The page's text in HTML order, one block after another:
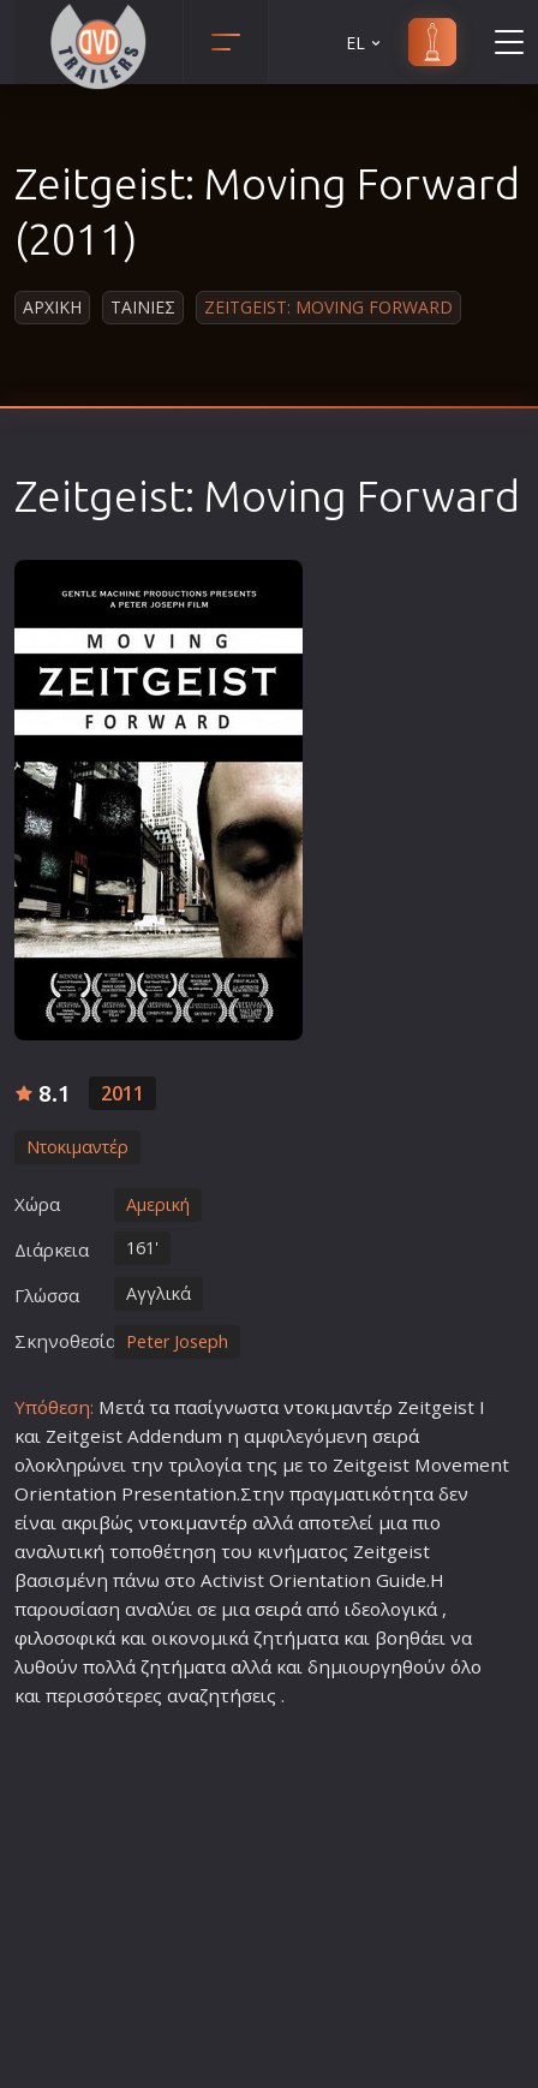
Αισθηματικές
Β' Παγκόσμιος Πόλεμος
Δραματικές
Ελληνικός Κινηματογράφος
Εποχής
Ερωτικές
Ευρωπαικός Κινηματογράφος
Ιστορικές
Καταστροφής
Κλασσικές
EL
Zeitgeist: Moving Forward
(2011)
ΑΡΧΙΚΗ ΤΑΙΝΙΕΣ ZEITGEIST: MOVING FORWARD
Zeitgeist: Moving Forward
8.1 2011
Ντοκιμαντέρ
Χώρα Αμερική
Διάρκεια 161'
Γλώσσα Αγγλικά
Σκηνοθεσία Peter Joseph
Υπόθεση: Μετά τα πασίγνωσταντοκιμαντέρ Zeitgeist I
και Zeitgeist Addendum η αμφιλεγόμενη σειρά
ολοκληρώνει την τριλογία της με το Zeitgeist Movement
Orientation Presentation.Στην πραγματικότητα δεν
είναι ακριβώς ντοκιμαντέρ αλλά αποτελεί μια πιο
αναλυτική τοποθέτηση του κινήματος Zeitgeist
βασισμένη πάνω στο Activist Orientation Guide.Η
παρουσίαση αναλύει σε μιασειράαπό ιδεολογικά ,
φιλοσοφικά και οικονομικά ζητήματα και βοηθάει να
λυθούν πολλά ζητήματα αλλά και δημιουργηθούν όλο
και περισσότερες αναζητήσεις .